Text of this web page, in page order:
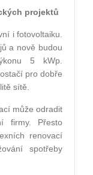
projektů
i fotovoltaiku.
a nově budou
5 kWp.
pro dobře
sítě.
může odradit
firmy. Přesto
renovací
spotřeby